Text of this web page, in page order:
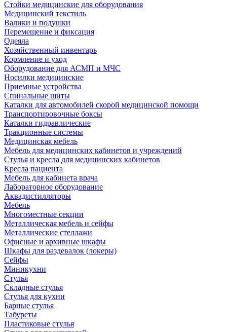
Стойки медицинские для оборудования
Медицинский текстиль
Валики и подушки
Перемещение и фиксация
Одеяла
Хозяйственный инвентарь
Кормление и уход
Оборудование для АСМП и МЧС
Носилки медицинские
Приемные устройства
Спинальные щиты
Каталки для автомобилей скорой медицинской помощи
Транспортировочные боксы
Каталки гидравлические
Тракционные системы
Медицинская мебель
Мебель для медицинских кабинетов и учреждений
Стулья и кресла для медицинских кабинетов
Кресла пациента
Мебель для кабинета врача
Лабораторное оборудование
Аквадистилляторы
Мебель
Многоместные секции
Металлическая мебель и сейфы
Металлические стеллажи
Офисные и архивные шкафы
Шкафы для раздевалок (локеры)
Сейфы
Миникухни
Стулья
Складные стулья
Стулья для кухни
Барные стулья
Табуреты
Пластиковые стулья